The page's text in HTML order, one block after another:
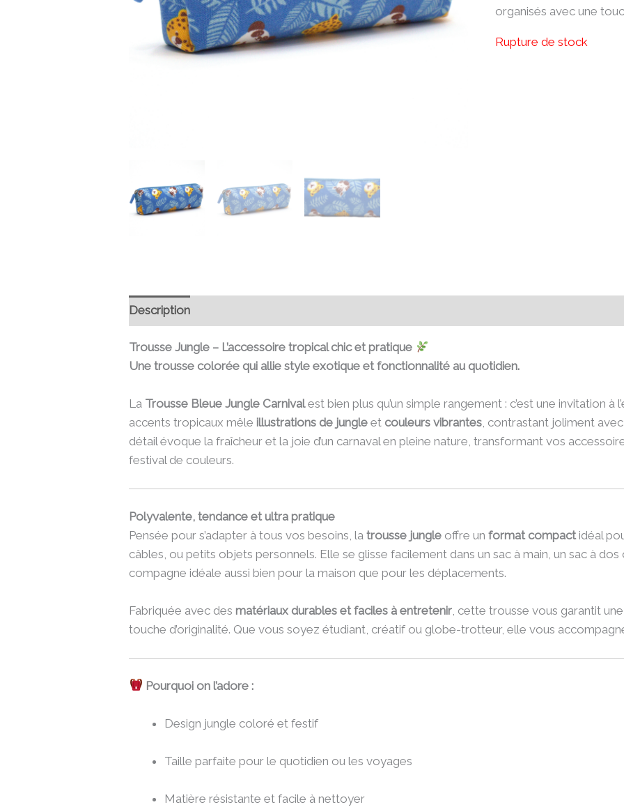
organisés avec une
Rupture de stock
Description
Trousse Jungle – L’accessoire tropical chic et pratique
Une trousse colorée qui allie style exotique et fonctionnalité au quotidien.
La Trousse Bleue Jungle Carnivalest bien plus qu’un simple rangement : c’est une invitation à
accents tropicaux mêle illustrations de jungle et couleurs vibrantes, contrastant joliment
détail évoque la fraîcheur et la joie d’un carnaval en pleine nature, transformant vos
festival de couleurs.
Polyvalente, tendance et ultra pratique
Pensée pour s’adapter à tous vos besoins, latrousse jungle offre unformat compactidéal
câbles, ou petits objets personnels. Elle se glisse facilement dans un sac à main, un sac à dos
compagne idéale aussi bien pour la maison que pour les déplacements.
Fabriquée avec des matériaux durables et faciles à entretenir , cette trousse vous garantit
touche d’originalité. Que vous soyez étudiant, créatif ou globe-trotteur, elle vous
Pourquoi on l’adore :
Design jungle coloré et festif
Taille parfaite pour le quotidien ou les voyages
Matière résistante et facile à nettoyer